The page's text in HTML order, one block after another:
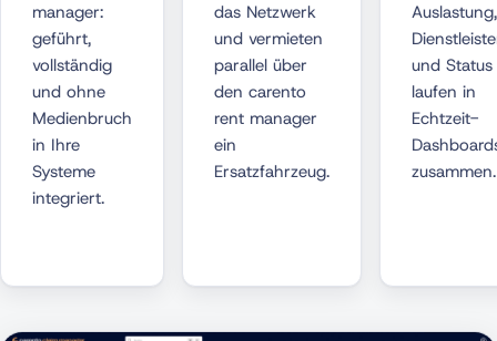
manager:
geführt,
vollständig
und ohne
Medienbruch
in Ihre
Systeme
integriert.
das Netzwerk
und vermieten
parallel über
den carento
rent manager
ein
Ersatzfahrzeug.
Auslastung,
und Status
laufen in
Echtzeit-
zusammen.